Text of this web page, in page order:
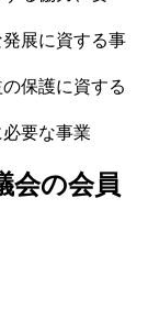
展に資する事
保護に資する
要な事業
会の会員